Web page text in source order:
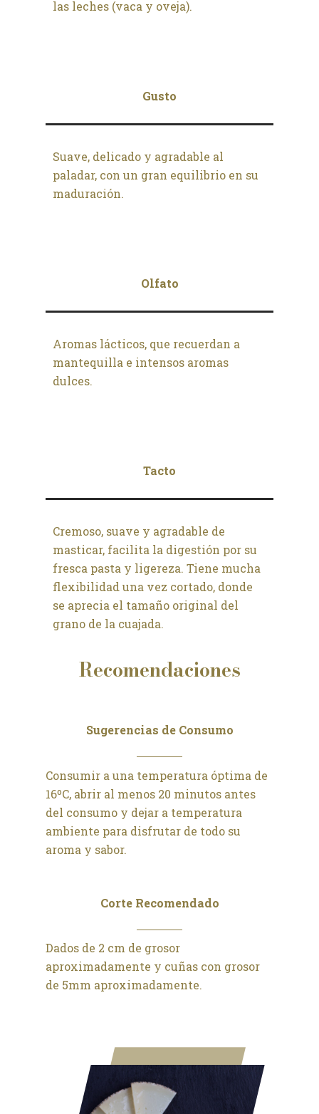
las leches (vaca y oveja).
Gusto
Suave, delicado y agradable al
paladar, con un gran equilibrio en su
maduración.
Olfato
Aromas lácticos, que recuerdan a
mantequilla e intensos aromas
dulces.
Tacto
Cremoso, suave y agradable de
masticar, facilita la digestión por su
fresca pasta y ligereza. Tiene mucha
flexibilidad una vez cortado, donde
se aprecia el tamaño original del
grano de la cuajada.
Recomendaciones
Sugerencias de Consumo
Consumir a una temperatura óptima de
16ºC, abrir al menos 20 minutos antes
del consumo y dejar a temperatura
ambiente para disfrutar de todo su
aroma y sabor.
Corte Recomendado
Dados de 2 cm de grosor
aproximadamente y cuñas con grosor
de 5mm aproximadamente.